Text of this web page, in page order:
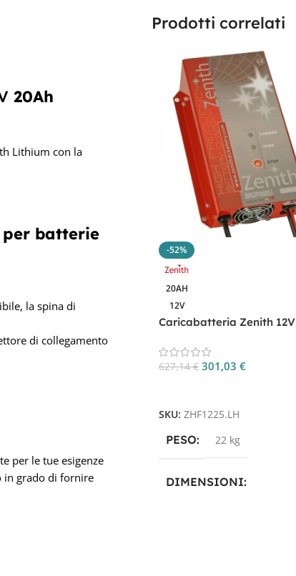
20Ah
Lithium con la
per batterie
la spina di
di collegamento
per le tue esigenze
in grado di fornire
Prodotti correlati
-52%
20AH
12V
Caricabatteria Zenith 12V
ZHF1225.LH
627,14€ 301,03€
SKU:ZHF1225.LH
PESO 22 kg
DIMENSIONI